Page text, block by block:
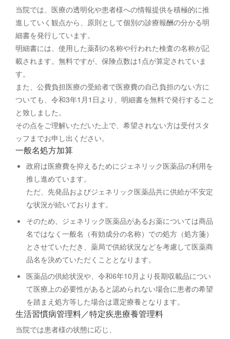
当院では、医療の透明化や患者様への情報提供を積極的に推
進していく観点から、原則として個別の診療報酬の分かる明
細書を発行しています。
明細書には、使用した薬剤の名称や行われた検査の名称が記
載されます。無料ですが、保険点数は1点が算定されていま
す。
また、公費負担医療の受給者で医療費の自己負担のない方に
ついても、令和3年1月1日より、明細書を無料で発行すること
と致しました。
その点をご理解いただいた上で、希望されない方は受付スタ
ッフまでお申し出ください。
一般名処方加算
政府は医療費を抑えるためにジェネリック医薬品の利用を
推し進めています。
ただ、先発品およびジェネリック医薬品共に供給が不安定
な状況が続いております。
そのため、ジェネリック医薬品があるお薬については商品
名ではなく一般名（有効成分の名称）での処方（処方箋）
とさせていただき、薬局で供給状況などを考慮して医薬商
品名を決めていただくこととなります。
医薬品の供給状況や、令和6年10月より長期収載品につい
て医療上の必要性があると認められない場合に患者の希望
を踏まえ処方等した場合は選定療養となります。
生活習慣病管理料／特定疾患療養管理料
当院では患者様の状態に応じ、